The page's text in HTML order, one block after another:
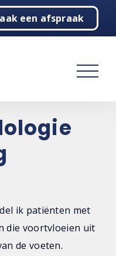
een afspraak
ik patiënten met
die voortvloeien uit
de voeten.